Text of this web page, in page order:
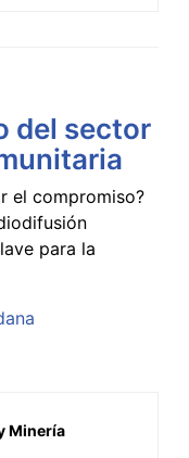
del sector
el compromiso?
para la
Minería